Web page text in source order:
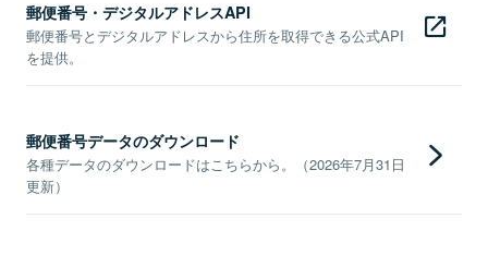
郵便番号・デジタルアドレスAPI
郵便番号とデジタルアドレスから住所を取得できる公式API
を提供。
郵便番号データのダウンロード
各種データのダウンロードはこちらから。（2026年7月31日
更新）